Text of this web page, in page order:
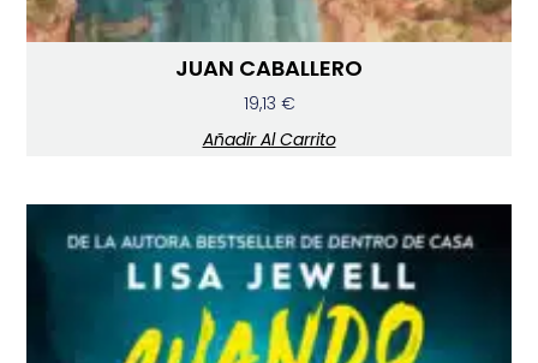
JUAN CABALLERO
19,13 €
Añadir Al Carrito